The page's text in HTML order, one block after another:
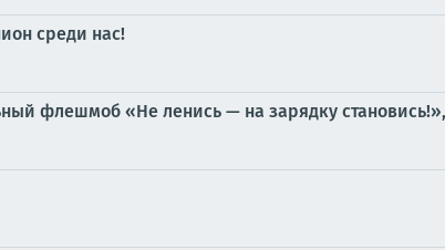
среди нас!
флешмоб «Не ленись — на зарядку